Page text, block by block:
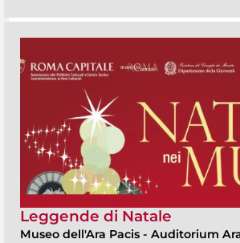
Leggende di Natale
Museo dell'Ara Pacis - Auditorium